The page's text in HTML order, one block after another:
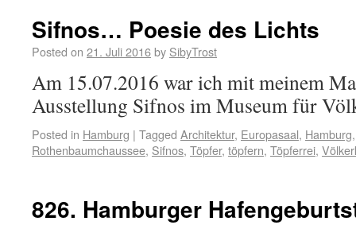
Sifnos… Poesie des Lichts
Posted on 21. Juli 2016by SibyTrost
Am 15.07.2016 war ich mit meinem
Ausstellung Sifnos im Museum für
Posted in Hamburg | Tagged Architektur, Europasaal, Hamburg
Rothenbaumchaussee, Sifnos, Töpfer, töpfern, Töpferrei,
826. Hamburger